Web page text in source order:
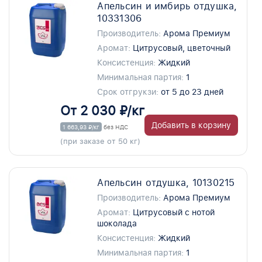
Апельсин и имбирь отдушка,
10331306
Производитель: Арома Премиум
Аромат: Цитрусовый, цветочный
Консистенция: Жидкий
Минимальная партия: 1
Срок отгрукзи: от 5 до 23 дней
От 2 030 ₽/кг
1 663,93 ₽/кг без НДС
(при заказе от 50 кг)
Добавить в корзину
Апельсин отдушка, 10130215
Производитель: Арома Премиум
Аромат: Цитрусовый с нотой
шоколада
Консистенция: Жидкий
Минимальная партия: 1